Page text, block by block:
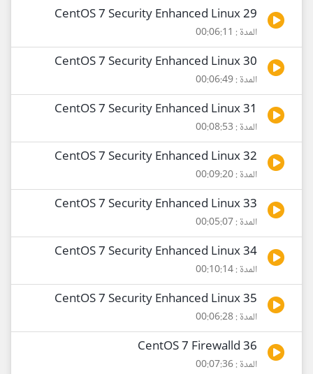
29 CentOS 7 Security Enhanced Linux
المدة : 00:06:11
30 CentOS 7 Security Enhanced Linux
المدة : 00:06:49
31 CentOS 7 Security Enhanced Linux
المدة : 00:08:53
32 CentOS 7 Security Enhanced Linux
المدة : 00:09:20
33 CentOS 7 Security Enhanced Linux
المدة : 00:05:07
34 CentOS 7 Security Enhanced Linux
المدة : 00:10:14
35 CentOS 7 Security Enhanced Linux
المدة : 00:06:28
36 CentOS 7 Firewalld
المدة : 00:07:36